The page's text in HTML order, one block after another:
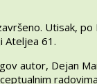
Utisak,
Ateljea 61.
autor, Dejan